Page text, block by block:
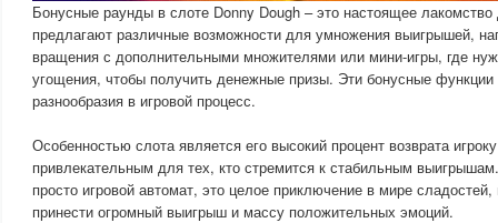
Бонусные раунды в слоте Donny Dough – это настоящее
предлагают различные возможности для умножения выигрышей,
вращения с дополнительными множителями или мини-игры, где
угощения, чтобы получить денежные призы. Эти бонусные
разнообразия в игровой процесс.
Особенностью слота является его высокий процент возврата
привлекательным для тех, кто стремится к стабильным
просто игровой автомат, это целое приключение в мире
принести огромный выигрыш и массу положительных эмоций.